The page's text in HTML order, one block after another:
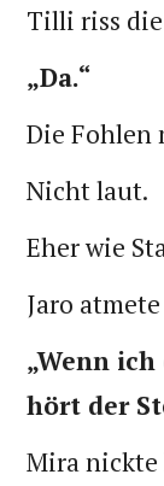
Tilli riss
„Da.“
Die Fohlen
Nicht laut.
Eher wie
Jaro
„Wenn
hört der
Mira nickte